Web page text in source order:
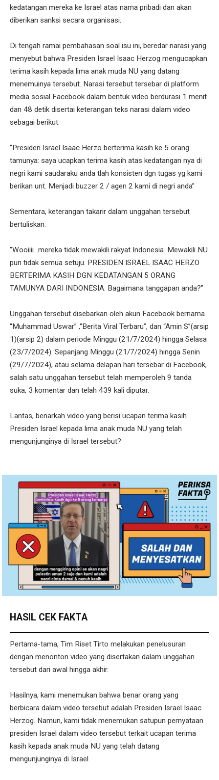
kedatangan mereka ke Israel atas nama pribadi dan akan
diberikan sanksi secara organisasi.
Di tengah ramai pembahasan soal isu ini, beredar narasi yang
menyebut bahwa Presiden Israel Isaac Herzog mengucapkan
terima kasih kepada lima anak muda NU yang datang
menemuinya tersebut. Narasi tersebut tersebar di platform
media sosial Facebook dalam bentuk video berdurasi 1 menit
dan 48 detik disertai keterangan teks narasi dalam video
sebagai berikut:
“Presiden Israel Isaac Herzo berterima kasih ke 5 orang
tamunya: saya ucapkan terima kasih atas kedatangan nya di
negri kami saudaraku anda tlah konsisten dgn tugas yg kami
berikan unt. Menjadi buzzer 2 / agen 2 kami di negri anda”
Sementara, keterangan takarir dalam unggahan tersebut
bertuliskan:
“Wooiiii...mereka tidak mewakili rakyat Indonesia. Mewakili NU
pun tidak semua setuju. PRESIDEN ISRAEL ISAAC HERZO
BERTERIMA KASIH DGN KEDATANGAN 5 ORANG
TAMUNYA DARI INDONESIA. Bagaimana tanggapan anda?”
Unggahan tersebut disebarkan oleh akun Facebook bernama
“Muhammad Uswar” ,“Berita Viral Terbaru”, dan “Amin S”(arsip
1)(arsip 2) dalam periode Minggu (21/7/2024) hingga Selasa
(23/7/2024). Sepanjang Minggu (21/7/2024) hingga Senin
(29/7/2024), atau selama delapan hari tersebar di Facebook,
salah satu unggahan tersebut telah memperoleh 9 tanda
suka, 3 komentar dan telah 439 kali diputar.
Lantas, benarkah video yang berisi ucapan terima kasih
Presiden Israel kepada lima anak muda NU yang telah
mengunjunginya di Israel tersebut?
HASIL CEK FAKTA
Pertama-tama, Tim Riset Tirto melakukan penelusuran
dengan menonton video yang disertakan dalam unggahan
tersebut dari awal hingga akhir.
Hasilnya, kami menemukan bahwa benar orang yang
berbicara dalam video tersebut adalah Presiden Israel Isaac
Herzog. Namun, kami tidak menemukan satupun pernyataan
presiden Israel dalam video tersebut terkait ucapan terima
kasih kepada anak muda NU yang telah datang
mengunjunginya di Israel.